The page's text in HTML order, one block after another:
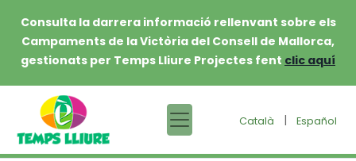
Consulta la darrera informació rellenvant sobre els
Campaments de la Victòria del Consell de Mallorca,
gestionats per Temps Lliure Projectes fent clic aquí
Català | Español